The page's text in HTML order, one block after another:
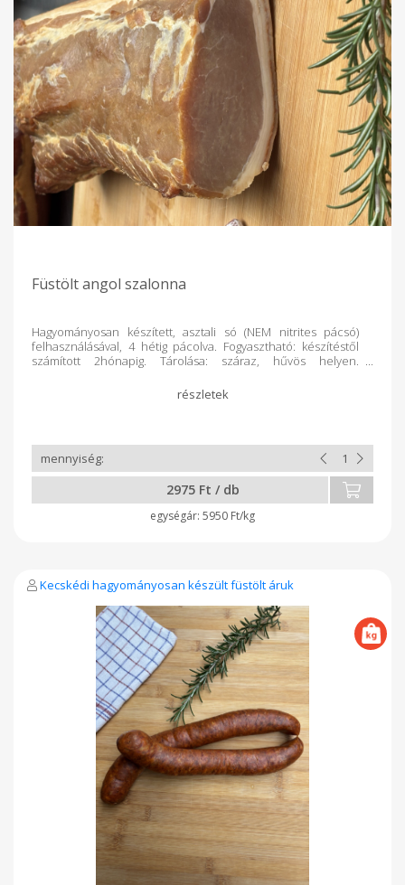
Füstölt angol szalonna
Hagyományosan készített, asztali só (NEM nitrites pácsó)
felhasználásával, 4 hétig pácolva. Fogyasztható: készítéstől
számított 2hónapig. Tárolása: száraz, hűvös helyen.
2975 Ft / db
5950 Ft/kg
Kecskédi hagyományosan készült füstölt áruk